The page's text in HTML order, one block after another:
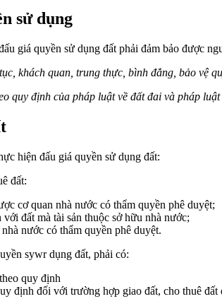
sử dụng
giá quyền sử dụng đất phải đảm bảo được
khách quan, trung thực, bình đẳng, bảo vệ
quy định của pháp luật về đất đai và pháp
hiện đấu giá quyền sử dụng đất:
đất:
cơ quan nhà nước có thẩm quyền phê duyệt;
đất mà tài sản thuộc sở hữu nhà nước;
nước có thẩm quyền phê duyệt.
sywr dụng đất, phải có:
quy định
định đối với trường hợp giao đất, cho thuê đất